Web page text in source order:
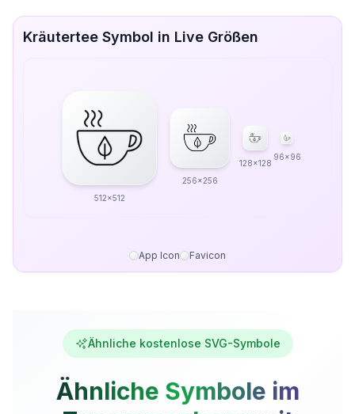
Kräutertee Symbol in Live Größen
512x512
256x256
128x128
96x96
App Icon Favicon
Ähnliche kostenlose SVG-Symbole
Ähnliche Symbole im